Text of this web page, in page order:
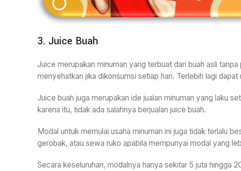
3. Juice Buah
Juice merupakan minuman yang terbuat dari buah asli
menyehatkan jika dikonsumsi setiap hari. Terlebih lagi
Juice buah juga merupakan ide jualan minuman yang laku
karena itu, tidak ada salahnya berjualan juice buah.
Modal untuk memulai usaha minuman ini juga tidak terlalu
gerobak, atau sewa ruko apabila mempunyai modal yang
Secara keseluruhan, modalnya hanya sekitar 5 juta hingga